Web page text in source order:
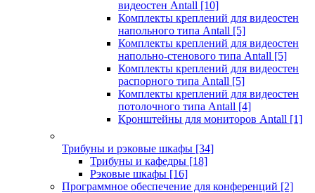
видеостен Antall [10]
Комплекты креплений для видеостен
напольного типа Antall [5]
Комплекты креплений для видеостен
напольно-стенового типа Antall [5]
Комплекты креплений для видеостен
распорного типа Antall [5]
Комплекты креплений для видеостен
потолочного типа Antall [4]
Кронштейны для мониторов Antall [1]
Трибуны и рэковые шкафы [34]
Трибуны и кафедры [18]
Рэковые шкафы [16]
Программное обеспечение для конференций [2]